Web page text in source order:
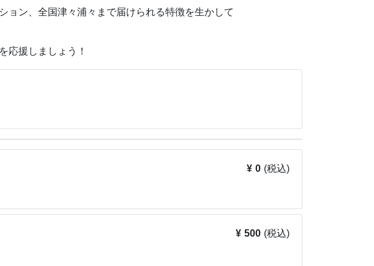
りません。
性もあります）＞
口英世
した：松尾芭蕉
楽しみたい子も大歓迎！
知り、生きる知恵へとつなげる力を育てます。
ズを交えて、歴史人物のエピソードをたくさん紹介します！本格的
順番待ちになっているほどの大人気スクール「オンライン歴史・地
ョン、全国津々浦々まで届けられる特徴を生かして
応援しましょう！
¥ 0 (税込)
¥ 500 (税込)